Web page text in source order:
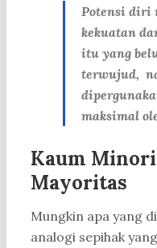
Potensi diri
kekuatan
itu yang
terwujud,
maksimal
Kaum
Mayoritas
Mungkin apa yang
analogi sepihak